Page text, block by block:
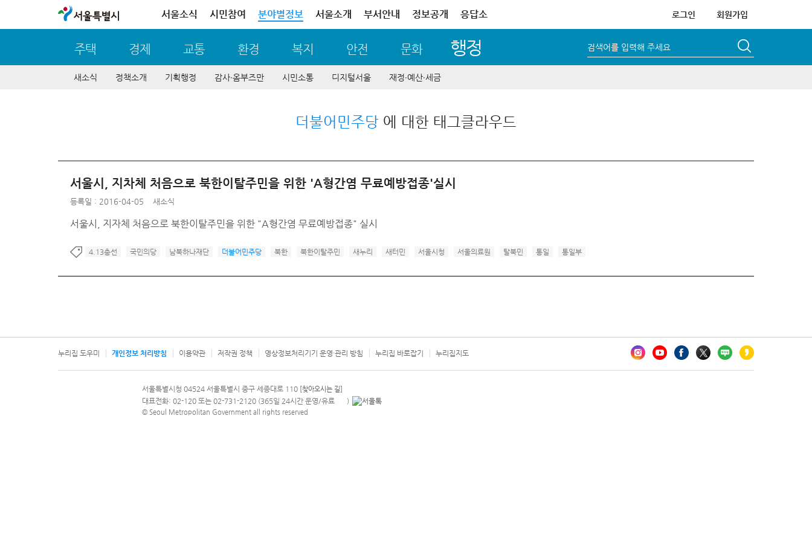
서울특별시 서울소식 시민참여 분야별정보 서울소개 부서안내 정보공개 응답소 로그인 회원가입
주택 경제 교통 환경 복지 안전 문화 행정 검색어를 입력해 주세요
새소식 정책소개 기획행정 감사∙옴부즈만 시민소통 디지털서울 재정∙예산∙세금
더불어민주당 에 대한 태그클라우드
서울시, 지차체 처음으로 북한이탈주민을 위한 'A형간염 무료예방접종'실시
등록일 : 2016-04-05 새소식
서울시, 지자체 처음으로 북한이탈주민을 위한 "A형간염 무료예방접종" 실시
4.13총선 국민의당 남북하나재단 더불어민주당 북한 북한이탈주민 새누리 새터민 서울시청 서울의료원 탈북민 통일 통일부
누리집 도우미 개인정보 처리방침 이용약관 저작권 정책 영상정보처리기기 운영·관리 방침 누리집 바로잡기 누리집지도
문의 전화번호 120, 120 다산콜재단
서울특별시청 04524 서울특별시 중구 세종대로 110 [찾아오시는 길]
대표전화: 02-120 또는 02-731-2120 (365일 24시간 운영/유료 안내팝업 열기
)
© Seoul Metropolitan Government all rights reserved